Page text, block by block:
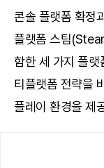
콘솔 플랫폼 확정
플랫폼 스팀
함한 세 가지 플랫
티플랫폼 전략을
플레이 환경을 제